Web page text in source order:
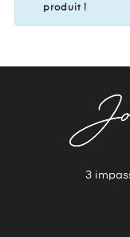
produit !
3